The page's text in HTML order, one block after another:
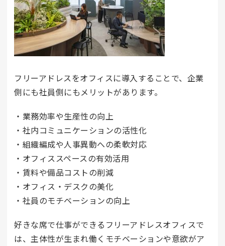
フリーアドレスをオフィスに導入することで、企業
側にも社員側にもメリットがあります。
・業務効率や生産性の向上
・社内コミュニケーションの活性化
・組織編成や人事異動への柔軟対応
・オフィススペースの有効活用
・賃料や備品コストの削減
・オフィス・デスクの美化
・社員のモチベーションの向上
好きな席で仕事ができるフリーアドレスオフィスで
は、主体性が生まれ働くモチベーションや意欲がア